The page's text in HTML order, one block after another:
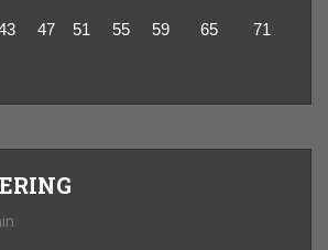
47 51 55 59 65 71